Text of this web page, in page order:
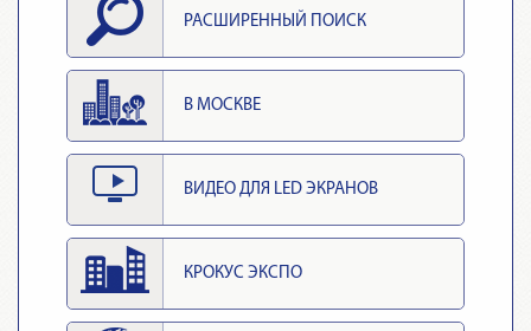
РАСШИРЕННЫЙ ПОИСК
В МОСКВЕ
ВИДЕО ДЛЯ LED ЭКРАНОВ
КРОКУС ЭКСПО